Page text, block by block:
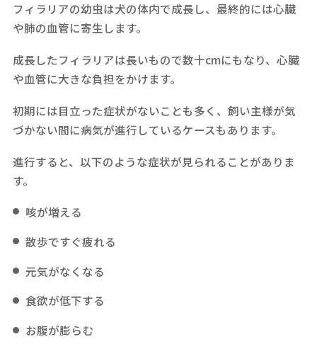
フィラリアの幼虫は犬の体内で成長し、最終的には心臓
や肺の血管に寄生します。
成長したフィラリアは長いもので数十cmにもなり、心臓
や血管に大きな負担をかけます。
初期には目立った症状がないことも多く、飼い主様が気
づかない間に病気が進行しているケースもあります。
進行すると、以下のような症状が見られることがありま
す。
咳が増える
散歩ですぐ疲れる
元気がなくなる
食欲が低下する
お腹が膨らむ